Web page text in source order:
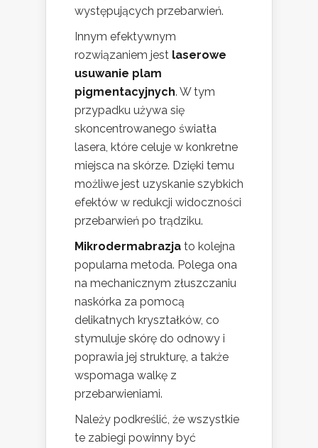
występujących przebarwień.
Innym efektywnym
rozwiązaniem jest laserowe
usuwanie plam
pigmentacyjnych. W tym
przypadku używa się
skoncentrowanego światła
lasera, które celuje w konkretne
miejsca na skórze. Dzięki temu
możliwe jest uzyskanie szybkich
efektów w redukcji widoczności
przebarwień po trądziku.
Mikrodermabrazja to kolejna
popularna metoda. Polega ona
na mechanicznym złuszczaniu
naskórka za pomocą
delikatnych kryształków, co
stymuluje skórę do odnowy i
poprawia jej strukturę, a także
wspomaga walkę z
przebarwieniami.
Należy podkreślić, że wszystkie
te zabiegi powinny być